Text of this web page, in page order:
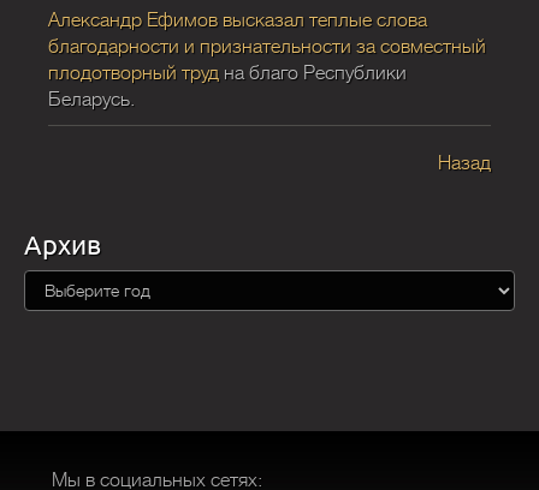
Александр Ефимов высказал теплые слова
благодарности и признательности за совместный
плодотворный труд на благо Республики
Беларусь.
Назад
Архив
Мы в социальных сетях: